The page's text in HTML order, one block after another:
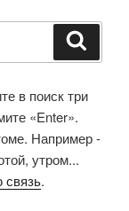
в поиск три
«Enter».
Например -
утром...
связь.